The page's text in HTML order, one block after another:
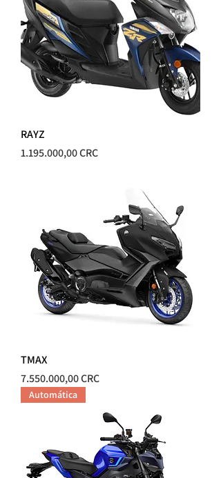
RAYZ
Precio
1.195.000,00 CRC
TMAX
Precio
7.550.000,00 CRC
Automática